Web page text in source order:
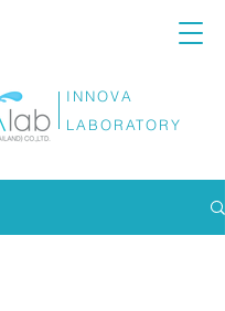
INNOVA
LABORATORY